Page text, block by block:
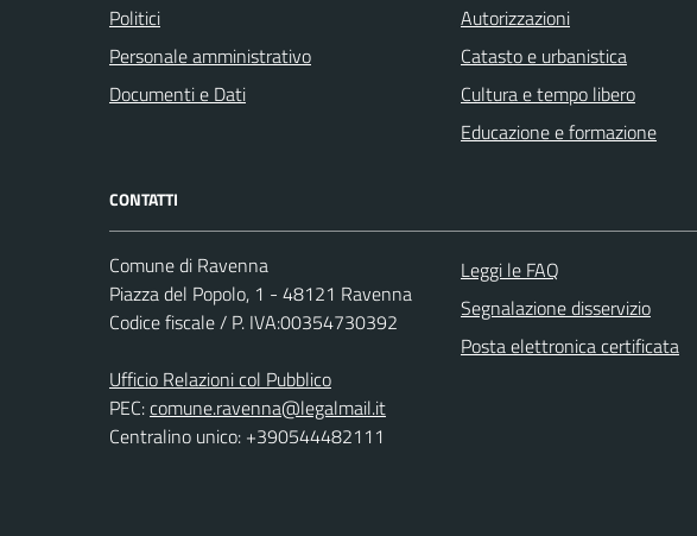
Politici
Personale amministrativo
Documenti e Dati
Autorizzazioni
Catasto e urbanistica
Cultura e tempo libero
Educazione e formazione
CONTATTI
Comune di Ravenna
Piazza del Popolo, 1 - 48121 Ravenna
Codice fiscale / P. IVA:00354730392
Ufficio Relazioni col Pubblico
PEC:comune.ravenna@legalmail.it
Centralino unico: +390544482111
Leggi le FAQ
Segnalazione disservizio
Posta elettronica certificata